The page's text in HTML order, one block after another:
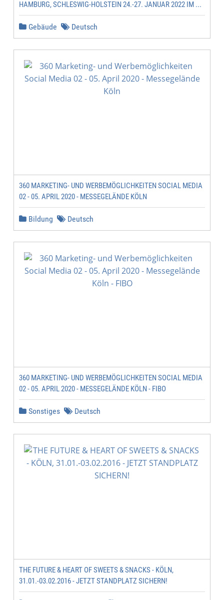
HAMBURG, SCHLESWIG-HOLSTEIN 24.-27. JANUAR 2022 IM ...
Gebäude Deutsch
360 MARKETING- UND WERBEMÖGLICHKEITEN SOCIAL MEDIA
02 - 05. APRIL 2020 - MESSEGELÄNDE KÖLN
Bildung Deutsch
360 MARKETING- UND WERBEMÖGLICHKEITEN SOCIAL MEDIA
02 - 05. APRIL 2020 - MESSEGELÄNDE KÖLN - FIBO
Sonstiges Deutsch
THE FUTURE & HEART OF SWEETS & SNACKS - KÖLN,
31.01.-03.02.2016 - JETZT STANDPLATZ SICHERN!